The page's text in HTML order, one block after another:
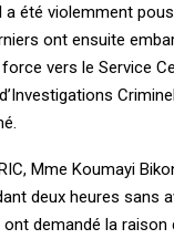
a été violemment
ont ensuite
vers le Service
Mme Koumayi
deux heures sans
demandé la raison